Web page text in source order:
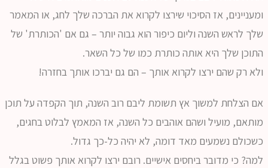
ומעניינים, אז הסיכוי שירצו לקרוא את הברכה שלך לחג, או המאמר
שלך לראש השנה וליום כיפור הוא גבוה יותר – גם אם 'הכותרת' של
התוכן שלך היא אותה כותרת כמו של כל השאר.
ולא רק שהם ירצו לקרוא אותך – הם גם יברכו אותך בחזרה!
אם הצלחת למשוך אץ תשומת ליבם רוב השנה, תוך הקפדה על תוכן
מותאם, מועיל ושהם אוהבים כל השנה, אז המאמץ לבלוט בחגים,
כשכולם נשמעים מאד דומה, לא יהיה כל-כך גדול.
למה? כי מדובר ביחסים אישיים. רובם ירצו לקרוא אותך פשוט בגלל